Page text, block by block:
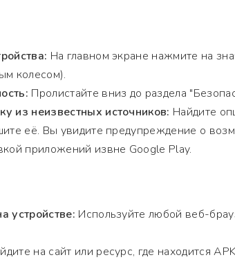
На главном экране нажмите на
колесом).
Пролистайте вниз до раздела
из неизвестных источников: Найдите
её. Вы увидите предупреждение о
приложений извне Google Play.
устройстве: Используйте любой веб-
на сайт или ресурс, где находится